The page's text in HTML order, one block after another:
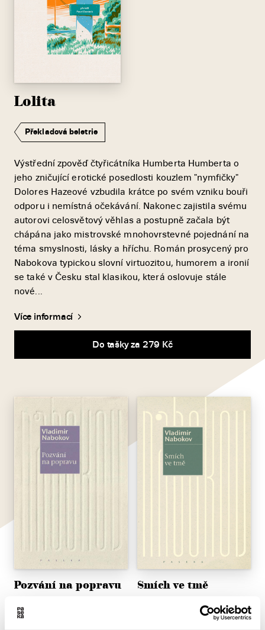
Lolita
Překladová beletrie
Výstřední zpověď čtyřicátníka Humberta Humberta o
jeho zničující erotické posedlosti kouzlem "nymfičky"
Dolores Hazeové vzbudila krátce po svém vzniku bouři
odporu i nemístná očekávání. Nakonec zajistila svému
autorovi celosvětový věhlas a postupně začala být
chápána jako mistrovské mnohovrstevné pojednání na
téma smyslnosti, lásky a hříchu. Román prosycený pro
Nabokova typickou slovní virtuozitou, humorem a ironií
se také v Česku stal klasikou, která oslovuje stále
nové...
Do tašky za 279 Kč
Více informací
Pozvání na popravu Smích ve tmě